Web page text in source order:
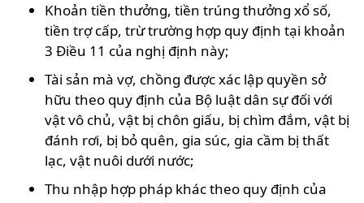
Khoản tiền thưởng, tiền trúng thưởng xổ số,
tiền trợ cấp, trừ trường hợp quy định tại khoản
3 Điều 11 của nghị định này;
Tài sản mà vợ, chồng được xác lập quyền sở
hữu theo quy định của Bộ luật dân sự đối với
vật vô chủ, vật bị chôn giấu, bị chìm đắm, vật bị
đánh rơi, bị bỏ quên, gia súc, gia cầm bị thất
lạc, vật nuôi dưới nước;
Thu nhập hợp pháp khác theo quy định của